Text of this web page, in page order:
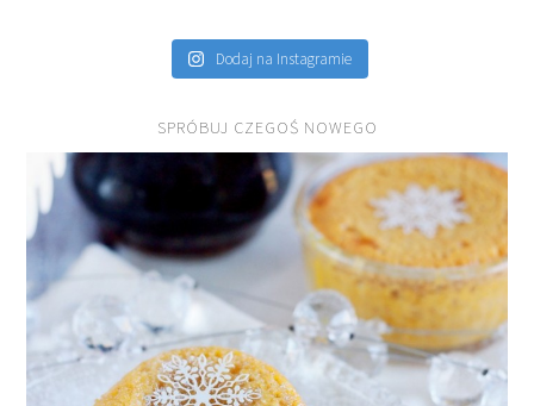
Dodaj na Instagramie
SPRÓBUJ CZEGOŚ NOWEGO